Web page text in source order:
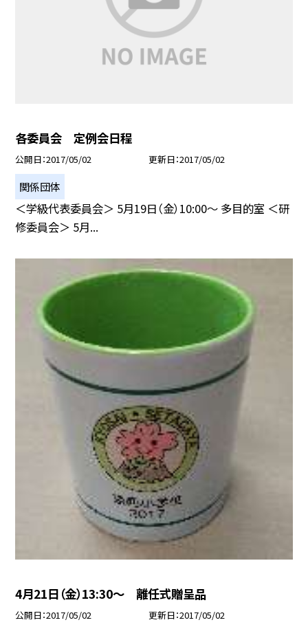
各委員会 定例会日程
公開日 2017/05/02 更新日 2017/05/02
関係団体
＜学級代表委員会＞ 5月19日（金）10:00〜 多目的室 ＜研
修委員会＞ 5月...
4月21日（金）13:30〜 離任式贈呈品
公開日 2017/05/02 更新日 2017/05/02